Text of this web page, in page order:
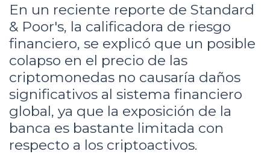
En un reciente reporte de Standard
& Poor's, la calificadora de riesgo
financiero, se explicó que un posible
colapso en el precio de las
criptomonedas no causaría daños
significativos al sistema financiero
global, ya que la exposición de la
banca es bastante limitada con
respecto a los criptoactivos.